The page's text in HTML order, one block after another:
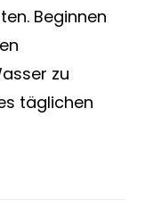
Beginnen
zu
täglichen